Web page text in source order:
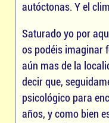
autóctonas. Y el
Saturado yo por
os podéis imaginar
aún mas de la
decir que,
psicológico para
años, y como bien